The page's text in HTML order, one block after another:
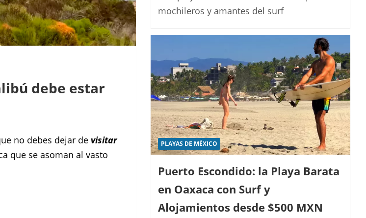
debe estar
no debes dejar de visitar
que se asoman al vasto
mochileros y amantes del surf
PLAYAS DE MÉXICO
Puerto Escondido: la Playa Barata
en Oaxaca con Surf y
Alojamientos desde $500 MXN